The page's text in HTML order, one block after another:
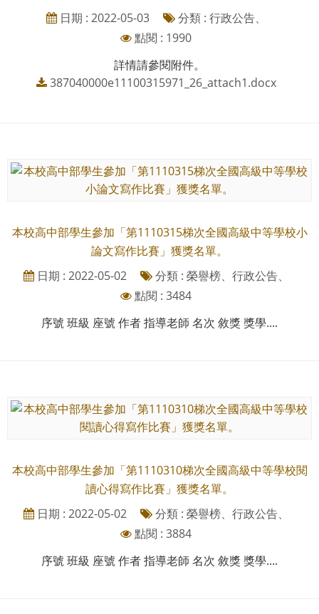
日期 : 2022-05-03
分類 : 行政公告、
點閱 : 1990
詳情請參閱附件。
387040000e11100315971_26_attach1.docx
本校高中部學生參加「第1110315梯次全國高級中等學校小
論文寫作比賽」獲獎名單。
日期 : 2022-05-02
分類 : 榮譽榜、行政公告、
點閱 : 3484
序號 班級 座號 作者 指導老師 名次 敘獎 獎學....
本校高中部學生參加「第1110310梯次全國高級中等學校閱
讀心得寫作比賽」獲獎名單。
日期 : 2022-05-02
分類 : 榮譽榜、行政公告、
點閱 : 3884
序號 班級 座號 作者 指導老師 名次 敘獎 獎學....